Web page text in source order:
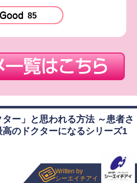
85
ター」と思われる方法 ～患者さ
のドクターになるシリーズ1
Written by
シーエイチアイ